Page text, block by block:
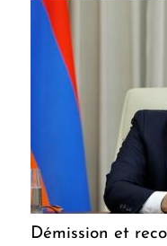
Démission et